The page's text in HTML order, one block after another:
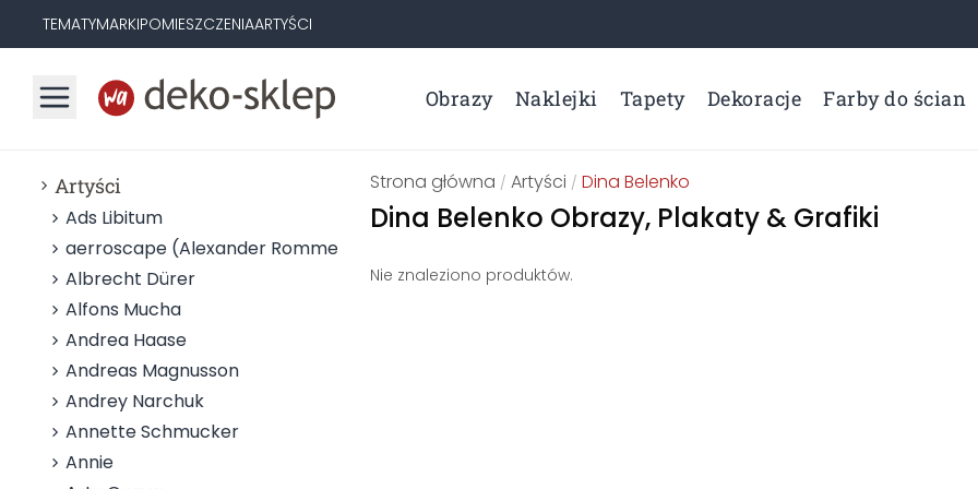
TEMATYMARKIPOMIESZCZENIAARTYŚCI
Obrazy Naklejki Tapety Dekoracje Farby do ścian
Artyści
Ads Libitum
aerroscape (Alexander Rommel)
Albrecht Dürer
Alfons Mucha
Andrea Haase
Andreas Magnusson
Andrey Narchuk
Annette Schmucker
Annie
Strona główna /Artyści / Dina Belenko
Dina Belenko Obrazy, Plakaty & Grafiki
Nie znaleziono produktów.